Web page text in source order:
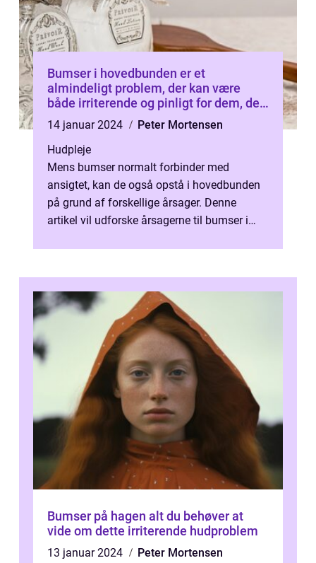
Bumser i hovedbunden er et
almindeligt problem, der kan være
både irriterende og pinligt for dem, der
oplever det
14 januar 2024
Peter Mortensen
Hudpleje
Mens bumser normalt forbinder med
ansigtet, kan de også opstå i hovedbunden
på grund af forskellige årsager. Denne
artikel vil udforske årsagerne til bumser i
Bumser på hagen alt du behøver at
vide om dette irriterende hudproblem
13 januar 2024
Peter Mortensen